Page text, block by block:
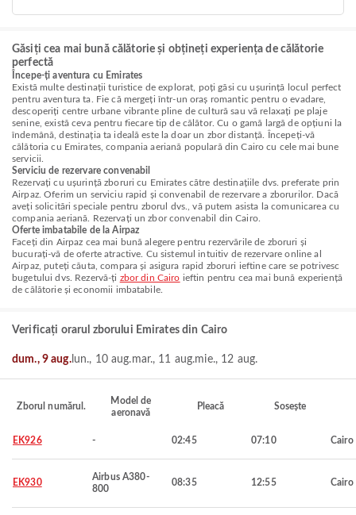
Găsiți cea mai bună călătorie și obțineți experiența de călătorie
perfectă
Începe-ți aventura cu Emirates
Există multe destinații turistice de explorat, poți găsi cu ușurință locul perfect
pentru aventura ta. Fie că mergeți într-un oraș romantic pentru o evadare,
descoperiți centre urbane vibrante pline de cultură sau vă relaxați pe plaje
senine, există ceva pentru fiecare tip de călător. Cu o gamă largă de opțiuni la
îndemână, destinația ta ideală este la doar un zbor distanță. Începeți-vă
călătoria cu Emirates, compania aeriană populară din Cairo cu cele mai bune
servicii.
Serviciu de rezervare convenabil
Rezervați cu ușurință zboruri cu Emirates către destinațiile dvs. preferate prin
Airpaz. Oferim un serviciu rapid și convenabil de rezervare a zborurilor. Dacă
aveți solicitări speciale pentru zborul dvs., vă putem asista la comunicarea cu
compania aeriană. Rezervați un zbor convenabil din Cairo.
Oferte imbatabile de la Airpaz
Faceți din Airpaz cea mai bună alegere pentru rezervările de zboruri și
bucurați-vă de oferte atractive. Cu sistemul intuitiv de rezervare online al
Airpaz, puteți căuta, compara și asigura rapid zboruri ieftine care se potrivesc
bugetului dvs. Rezervă-ți zbor din Cairo ieftin pentru cea mai bună experiență
de călătorie și economii imbatabile.
Verificați orarul zborului Emirates din Cairo
dum., 9 aug.lun., 10 aug.mar., 11 aug.mie., 12 aug.
Zborul numărul.
Model de
aeronavă
Pleacă Sosește
EK926 - 02:45 07:10 Cairo
EK930
Airbus A380-
800
08:35 12:55 Cairo